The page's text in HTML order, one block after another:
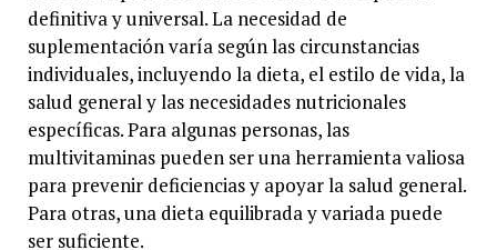
definitiva y universal. La necesidad de
suplementación varía según las circunstancias
individuales, incluyendo la dieta, el estilo de vida, la
salud general y las necesidades nutricionales
específicas. Para algunas personas, las
multivitaminas pueden ser una herramienta valiosa
para prevenir deficiencias y apoyar la salud general.
Para otras, una dieta equilibrada y variada puede
ser suficiente.